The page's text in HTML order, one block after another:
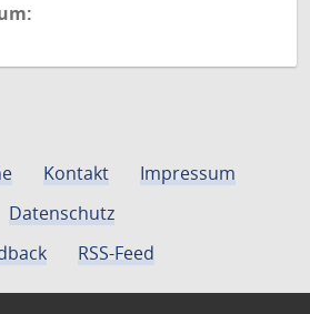
Kontakt
Impressum
Datenschutz
RSS-Feed